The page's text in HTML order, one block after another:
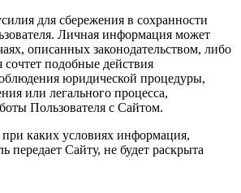
для сбережения в сохранности
Личная информация может
описанных законодательством, либо
сочтет подобные действия
юридической процедуры,
или легального процесса,
Пользователя с Сайтом.
каких условиях информация,
передает Сайту, не будет раскрыта